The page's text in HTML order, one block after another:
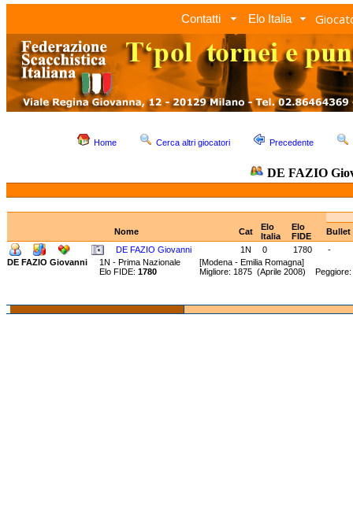
Contatti Elo Italia
Home Cerca altri giocatori Precedente
DE FAZIO
Nome Cat
Elo
Italia
Elo
FIDE
Bullet
DE FAZIO Giovanni
1N 0 1780
-
DE FAZIO Giovanni
1N - Prima Nazionale [Modena - Emilia Romagna]
Elo FIDE: 1780 Migliore: 1875 (Aprile 2008)